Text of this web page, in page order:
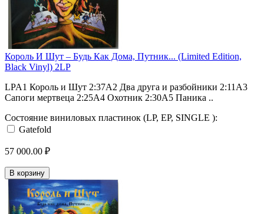
Король И Шут ‎– Будь Как Дома, Путник... (Limited Edition,
Black Vinyl) 2LP
LPA1 Король и Шут 2:37A2 Два друга и разбойники 2:11A3
Сапоги мертвеца 2:25A4 Охотник 2:30A5 Паника ..
Состояние виниловых пластинок (LP, EP, SINGLE ):
Gatefold
57 000.00 ₽
В корзину